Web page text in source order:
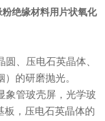
绝缘材料用片状氧化
、压电石英晶体、
的研磨抛光。
象管玻壳屏，光学玻
板，压电石英晶体的